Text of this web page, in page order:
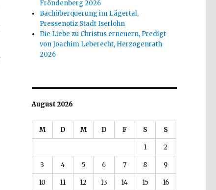
Fröndenberg 2026
Bachüberquerung im Lägertal,
Pressenotiz Stadt Iserlohn
Die Liebe zu Christus erneuern, Predigt
von Joachim Leberecht, Herzogenrath
2026
August 2026
M D M D F S S
1 2
3 4 5 6 7 8 9
10 11 12 13 14 15 16